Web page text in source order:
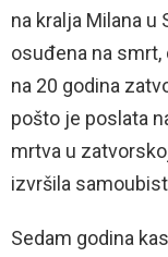
na kralja Milana u
osuđena na smrt,
na 20 godina
pošto je poslata
mrtva u
izvršila
Sedam godina